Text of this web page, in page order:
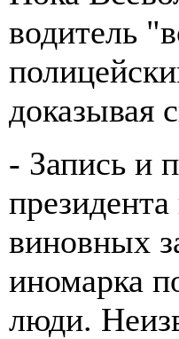
водитель
доказывая
- Запись и
виновных
иномарка
люди.